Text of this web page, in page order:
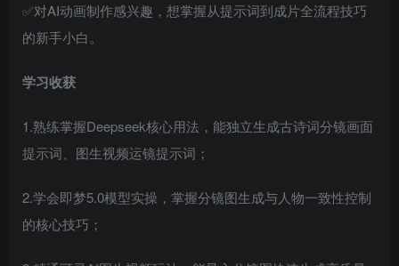
✅对AI动画制作感兴趣，想掌握从提示词到成片全流程技巧
的新手小白。
学习收获
1.熟练掌握Deepseek核心用法，能独立生成古诗词分镜画面
提示词、图生视频运镜提示词；
2.学会即梦5.0模型实操，掌握分镜图生成与人物一致性控制
的核心技巧；